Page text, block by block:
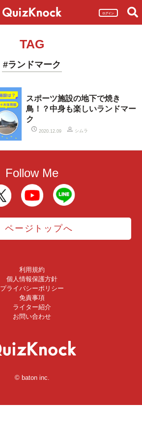
ログイン
TAG
#ランドマーク
スポーツ施設の地下で焼き
鳥！？中身も楽しいランドマー
ク
2020.12.09 シムラ
Follow Me
ページトップへ
利用規約
個人情報保護方針
プライバシーポリシー
免責事項
ライター紹介
お問い合わせ
© baton inc.